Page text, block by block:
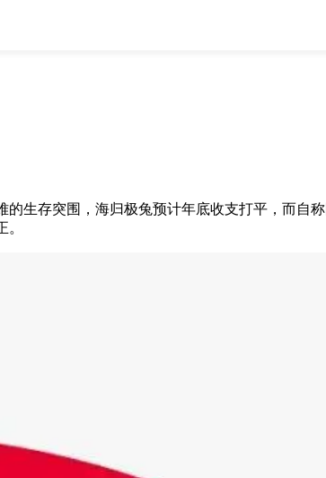
生存突围，海归极兔预计年底收支打平，而自